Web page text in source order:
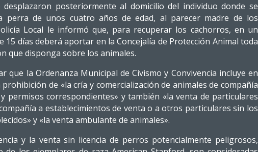
desplazaron posteriormente al domicilio del individuo donde se
perra de unos cuatro años de edad, al parecer madre de los
Local le informó que, para recuperar los cachorros, en un
15 días deberá aportar en la Concejalía de Protección Animal toda
que disponga sobre los animales.
que la Ordenanza Municipal de Civismo y Convivencia incluye en
de «la cría y comercialización de animales de compañía
permisos correspondientes» y también «la venta de particulares
a establecimientos de venta o a otros particulares sin los
y «la venta ambulante de animales».
y la venta sin licencia de perros potencialmente peligrosos,